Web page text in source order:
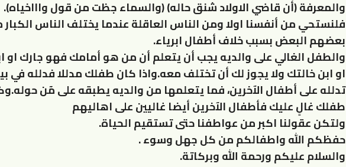
والمعرفة (أن قاضي الاولاد شنق حاله) (والسماء جظت من قول واااخياه).
فلنستحي من أنفسنا اولا ومن الناس العاقلة عندما يختلف الناس
بعضهم البعض بسبب خلاف أطفال ابرياء.
والطفل الغالي على والديه يجب أن يتعلم أن من هو أمامك فهو جارك او
او ابن خالتك ولا يجوز لك أن تختلف معه.واذا كان طفلك مدللا فدلله في
تدلله على أطفال الآخرين، فما يتعلمها من والديه يطبقه على مٓن
طفلك غالٍ عليك فأطفال الآخرين أيضا غاليين على اهاليهم
ولتكن عقولنا اكبر من عواطفنا حتى تستقيم الحياة.
حفظكم الله واطفالكم من كل جهل وسوء .
والسلام عليكم ورحمة الله وبركاتة.